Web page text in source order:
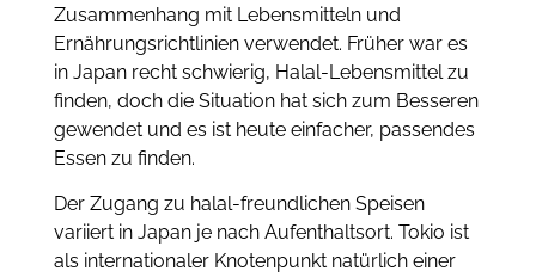
Zusammenhang mit Lebensmitteln und
Ernährungsrichtlinien verwendet. Früher war es
in Japan recht schwierig, Halal-Lebensmittel zu
finden, doch die Situation hat sich zum Besseren
gewendet und es ist heute einfacher, passendes
Essen zu finden.
Der Zugang zu halal-freundlichen Speisen
variiert in Japan je nach Aufenthaltsort. Tokio ist
als internationaler Knotenpunkt natürlich einer